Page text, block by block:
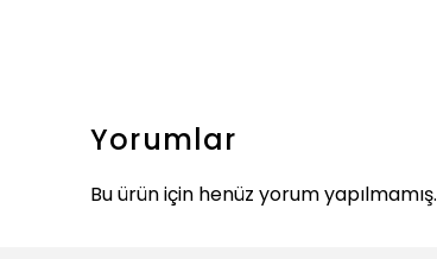
Yorumlar
Bu ürün için henüz yorum yapılmamış.